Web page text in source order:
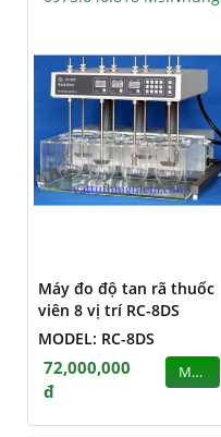
Máy đo độ tan rã thuốc
viên 8 vị trí RC-8DS
MODEL: RC-8DS
72,000,000
đ
MUA